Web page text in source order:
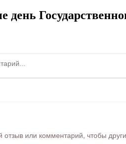
день
отзыв или комментарий, чтобы